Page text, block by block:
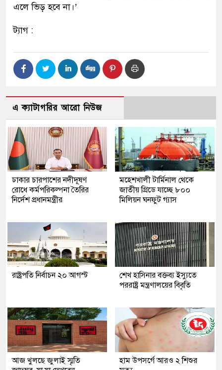
এলে ভিড় হবে না।’
ট্যাগ :
এ ক্যাটাগরির আরো নিউজ
ঢাকার চারপাশের নদীদূষণ
রোধে কর্মপরিকল্পনা তৈরির
নির্দেশ প্রধানমন্ত্রীর
মহেশখালী টার্মিনাল থেকে
জাতীয় গ্রিডে যাচ্ছে ৮০০
মিলিয়ন ঘনফুট গ্যাস
রাষ্ট্রপতি নির্বাচন ২০ আগস্ট
শেখ হাসিনার বক্তব্য ইস্যুতে
পররাষ্ট্র মন্ত্রণালয়ের বিবৃতি
আজ খুলছে জুলাই স্মৃতি
হাম উপসর্গে আরও ২ শিশুর